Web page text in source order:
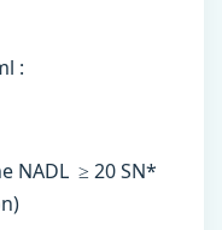
:
NADL ≥ 20 SN*